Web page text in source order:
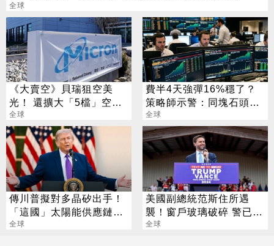
全球
《大賣空》貝瑞狙空美
光！ 還擴大「5檔」空頭
部位
全球
費半4天強彈16%穩了？
策略師示警：同塊石頭不
會絆2次
全球
傳川普擬對多晶矽出手！
「這國」太陽能供應鏈恐
遭重擊
全球
美國副總統范斯住所遇
襲！窗戶玻璃破碎 警已鎖
定一名嫌犯
全球